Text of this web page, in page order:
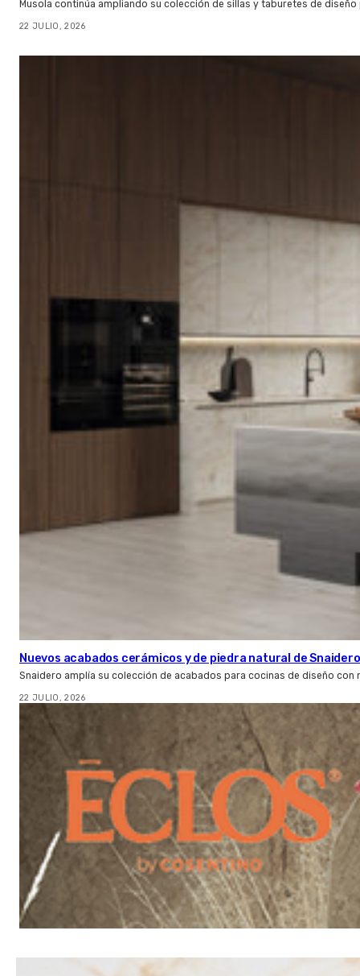
Musola continúa ampliando su colección de sillas y taburetes de
22 JULIO, 2026
Nuevos acabados cerámicos y de piedra natural de Snaidero
Snaidero amplía su colección de acabados para cocinas de diseño
22 JULIO, 2026